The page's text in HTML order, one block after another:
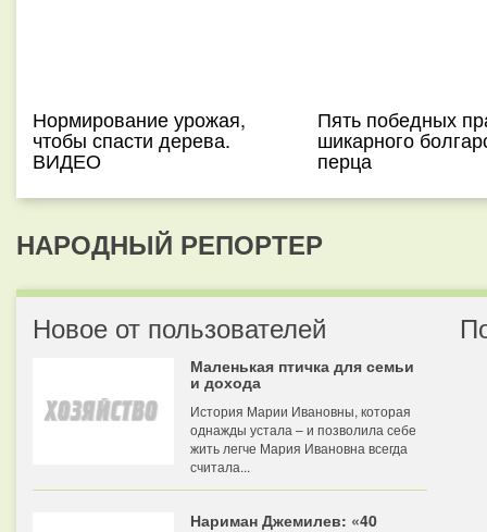
Нормирование урожая,
чтобы спасти дерева.
ВИДЕО
Пять победных
шикарного
перца
НАРОДНЫЙ РЕПОРТЕР
Новое от пользователей
Маленькая птичка для семьи
и дохода
История Марии Ивановны, которая
однажды устала – и позволила себе
жить легче Мария Ивановна всегда
считала...
Нариман Джемилев: «40